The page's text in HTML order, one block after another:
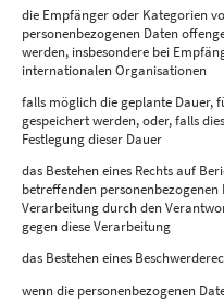
die Empfänger oder Kategorien
personenbezogenen Daten
werden, insbesondere bei
internationalen Organisationen
falls möglich die geplante Dauer,
gespeichert werden, oder, falls
Festlegung dieser Dauer
das Bestehen eines Rechts auf
betreffenden
Verarbeitung durch den
gegen diese Verarbeitung
das Bestehen eines
wenn die personenbezogenen